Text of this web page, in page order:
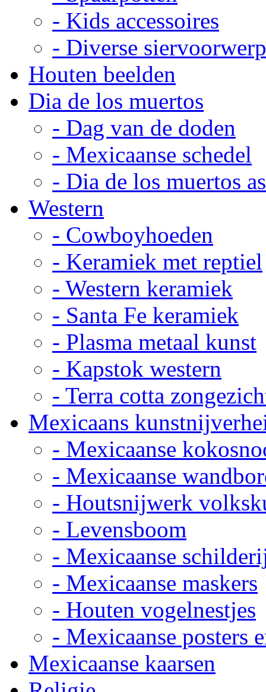
- Kids accessoires
- Diverse
Houten beelden
Dia de los muertos
- Dag van de doden
- Mexicaanse schedel
- Dia de los muertos
Western
- Cowboyhoeden
- Keramiek met reptiel
- Western keramiek
- Santa Fe keramiek
- Plasma metaal kunst
- Kapstok western
- Terra cotta
Mexicaans
- Mexicaanse
- Mexicaanse
- Houtsnijwerk
- Levensboom
- Mexicaanse
- Mexicaanse maskers
- Houten vogelnestjes
- Mexicaanse posters
Mexicaanse kaarsen